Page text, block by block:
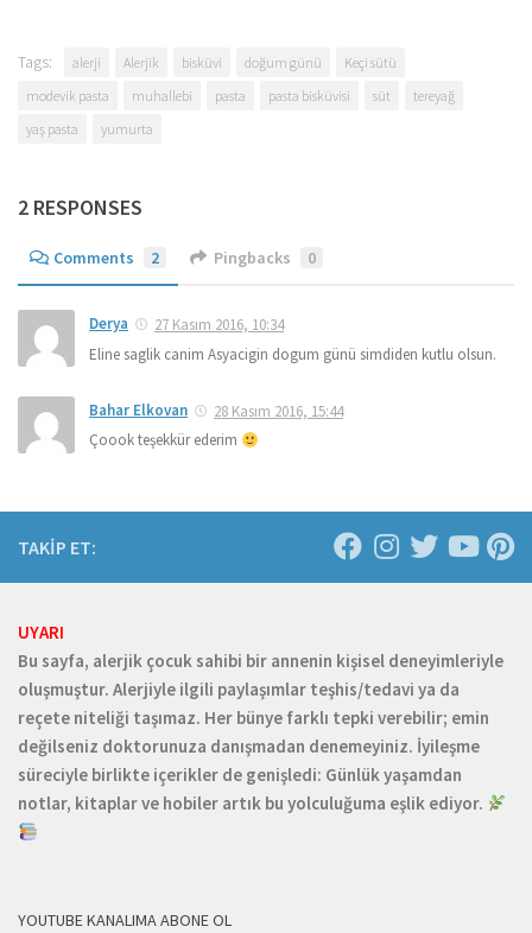
Tags: alerji Alerjik bisküvi doğum günü
Keçi sütü
modevik pasta
muhallebi pasta pasta bisküvisi süt
tereyağ
yaş pasta
yumurta
2 RESPONSES
Comments 2 Pingbacks 0
Derya
27 Kasım 2016, 10:34
Eline saglik canim Asyacigin dogum günü simdiden kutlu olsun.
Bahar Elkovan
28 Kasım 2016, 15:44
Çoook teşekkür ederim
TAKİP ET:
UYARI
Bu sayfa, alerjik çocuk sahibi bir annenin kişisel deneyimleriyle
oluşmuştur. Alerjiyle ilgili paylaşımlar teşhis/tedavi ya da
reçete niteliği taşımaz. Her bünye farklı tepki verebilir; emin
değilseniz doktorunuza danışmadan denemeyiniz. İyileşme
süreciyle birlikte içerikler de genişledi: Günlük yaşamdan
notlar, kitaplar ve hobiler artık bu yolculuğuma eşlik ediyor.
YOUTUBE KANALIMA ABONE OL